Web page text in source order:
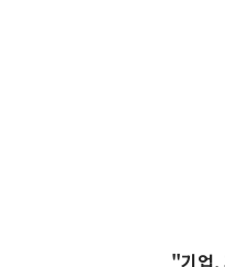
"기업,